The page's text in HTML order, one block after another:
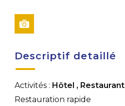
Descriptif detaillé
Activités : Hôtel , Restaurant
Restauration rapide